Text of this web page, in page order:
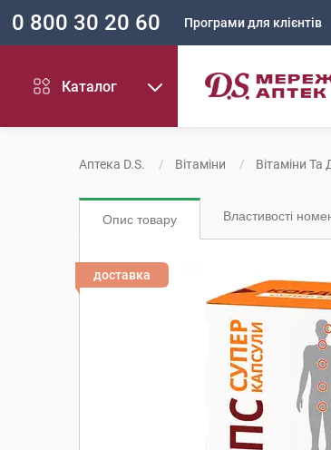
0 800 30 20 60 Програми для клієнтів
Каталог
Аптека D.S. Вітаміни Вітаміни
Опис товару Властивості
доставка